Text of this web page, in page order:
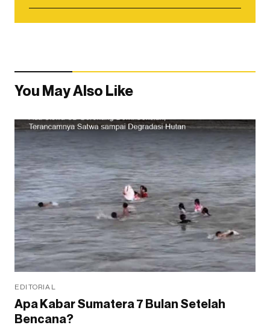
You May Also Like
EDITORIAL
Apa Kabar Sumatera 7 Bulan Setelah
Bencana?